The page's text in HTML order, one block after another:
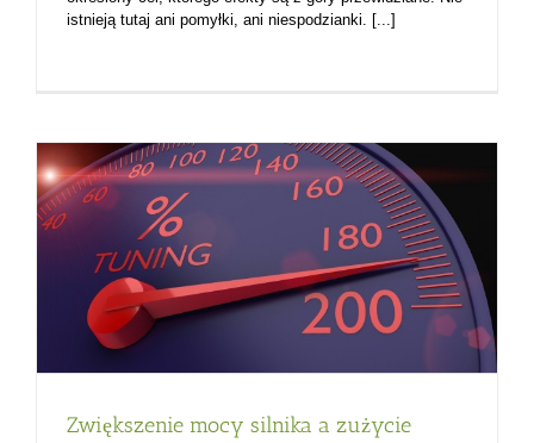
istnieją tutaj ani pomyłki, ani niespodzianki. [...]
Zwiększenie mocy silnika a zużycie